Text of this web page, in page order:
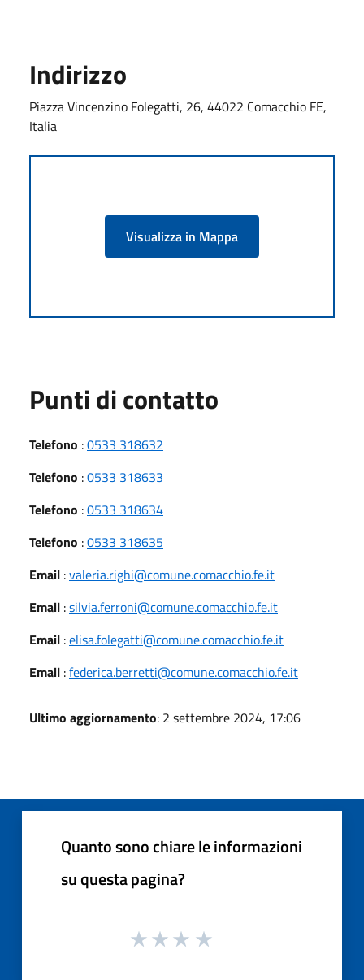
Indirizzo
Piazza Vincenzino Folegatti, 26, 44022 Comacchio FE,
Italia
Visualizza in Mappa
Punti di contatto
Telefono :0533 318632
Telefono :0533 318633
Telefono :0533 318634
Telefono :0533 318635
Email :valeria.righi@comune.comacchio.fe.it
Email :silvia.ferroni@comune.comacchio.fe.it
Email :elisa.folegatti@comune.comacchio.fe.it
Email :federica.berretti@comune.comacchio.fe.it
Ultimo aggiornamento: 2 settembre 2024, 17:06
Quanto sono chiare le informazioni
su questa pagina?